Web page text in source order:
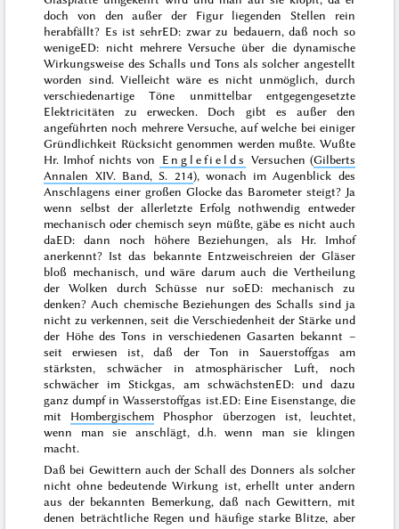
doch von den außer der Figur liegenden Stellen rein
herabfällt? Es istsehrED: zwarzu bedauern, daß noch so
wenigeED: nicht mehrereVersuche über die dynamische
Wirkungsweise des Schalls und Tons als solcher angestellt
worden sind. Vielleicht wäre es nicht unmöglich, durch
verschiedenartige Töne unmittelbar entgegengesetzte
Elektricitäten zu erwecken. Doch gibt es außer den
angeführten noch mehrere Versuche, auf welche bei einiger
Gründlichkeit Rücksicht genommen werden mußte. Wußte
Hr. Imhof nichts von
Englefields Versuchen (Gilberts
Annalen XIV. Band, S. 214), wonach im Augenblick des
Anschlagens einer großen Glocke das Barometer steigt? Ja
wenn selbst der allerletzte Erfolg nothwendig entweder
mechanisch oder chemisch seyn müßte, gäbe es nicht auch
daED: dann noch höhere Beziehungen, als Hr. Imhof
anerkennt? Ist das bekannte Entzweischreien der Gläser
bloß mechanisch, und wäre darum auch die Vertheilung
der Wolken durch Schüsse nursoED: mechanisch zu
denken? Auch chemische Beziehungen des Schalls sind ja
nicht zu verkennen, seit die Verschiedenheit der Stärke und
der Höhe des Tons in verschiedenen Gasarten bekannt –
seit erwiesen ist, daß der Ton in Sauerstoffgas am
stärksten, schwächer in atmosphärischer Luft, noch
schwächer im Stickgas, am schwächstenED: und dazu
ganz dumpfin Wasserstoffgas ist.ED: Eine Eisenstange, die
mit Hombergischem Phosphor überzogen ist, leuchtet,
wenn man sie anschlägt, d.h. wenn man sie klingen
macht.
Daß bei Gewittern auch der Schall des Donners als solcher
nicht ohne bedeutende Wirkung ist, erhellt unter andern
aus der bekannten Bemerkung, daß nach Gewittern, mit
denen beträchtliche Regen und häufige starke Blitze, aber